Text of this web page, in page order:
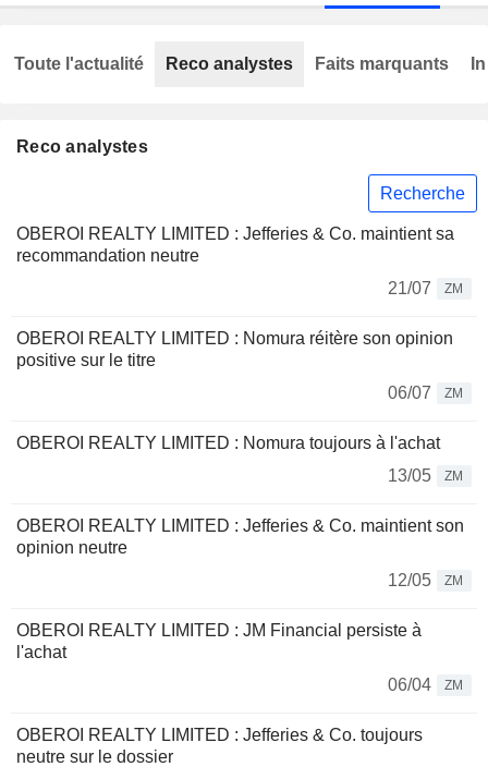
Reco analystes
Recherche
OBEROI REALTY LIMITED : Jefferies & Co. maintient sa
recommandation neutre
21/07
ZM
OBEROI REALTY LIMITED : Nomura réitère son opinion
positive sur le titre
06/07
ZM
OBEROI REALTY LIMITED : Nomura toujours à l'achat
13/05
ZM
OBEROI REALTY LIMITED : Jefferies & Co. maintient son
opinion neutre
12/05
ZM
OBEROI REALTY LIMITED : JM Financial persiste à
l'achat
06/04
ZM
OBEROI REALTY LIMITED : Jefferies & Co. toujours
neutre sur le dossier
Toute l'actualité Reco analystes Faits marquants